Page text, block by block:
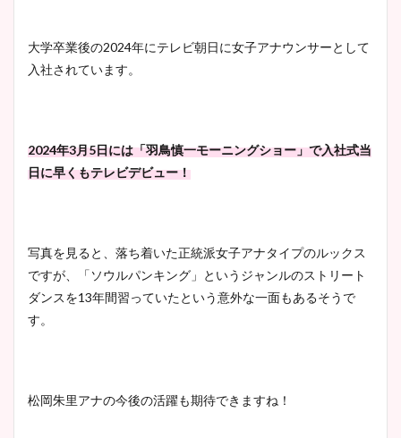
大学卒業後の2024年にテレビ朝日に女子アナウンサーとして
入社されています。
2024年3月5日には「羽鳥慎一モーニングショー」で入社式当
日に早くもテレビデビュー！
写真を見ると、落ち着いた正統派女子アナタイプのルックス
ですが、「ソウルパンキング」というジャンルのストリート
ダンスを13年間習っていたという意外な一面もあるそうで
す。
松岡朱里アナの今後の活躍も期待できますね！